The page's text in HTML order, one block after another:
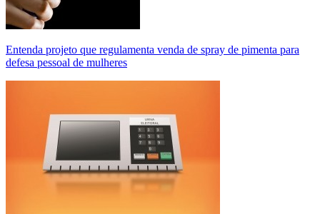
Entenda projeto que regulamenta venda de spray de pimenta para
defesa pessoal de mulheres